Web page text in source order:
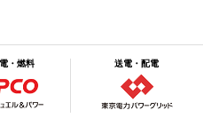
・燃料 送電・配電